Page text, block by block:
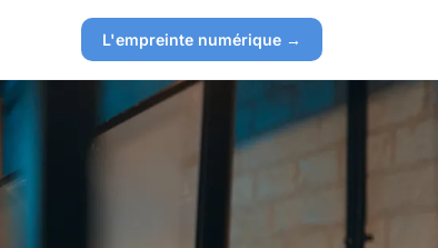
L'empreinte numérique →